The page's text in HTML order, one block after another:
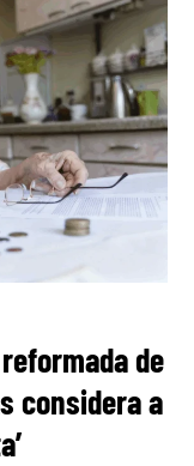
de
considera a